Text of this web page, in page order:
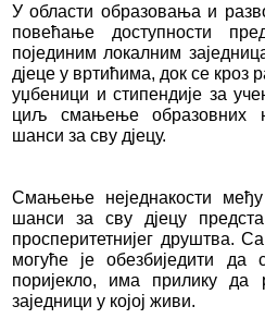
У области образовања и
повећање доступности
појединим локалним
дјеце у вртићима, док се кроз
уџбеници и стипендије за
циљ смањење образовних
шанси за сву дјецу.
Смањење неједнакости
шанси за сву дјецу
просперитетнијег друштва.
могуће је обезбиједити да
поријекло, има прилику да
заједници у којој живи.